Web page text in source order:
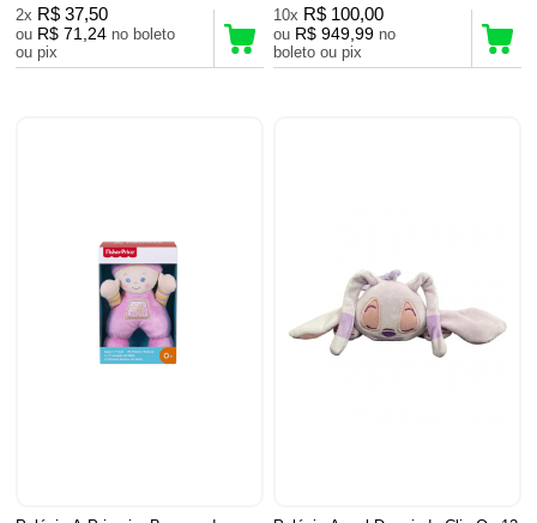
2x R$ 37,50
ou R$ 71,24 no boleto
ou pix
10x R$ 100,00
ou R$ 949,99 no
boleto ou pix